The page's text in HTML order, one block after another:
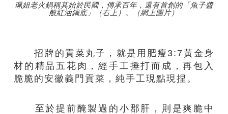
珮姐老火鍋稱其始於民國，傳承百年，還有首創的「魚子醬
般紅油鍋底」（右上）。（網上圖片）
招牌的貢菜丸子，就是用肥瘦3:7黃金身
材的精品五花肉，經手工捶打而成，再包入
脆脆的安徽義門貢菜，純手工現點現捏。
至於提前醃製過的小郡肝，則是爽脆中